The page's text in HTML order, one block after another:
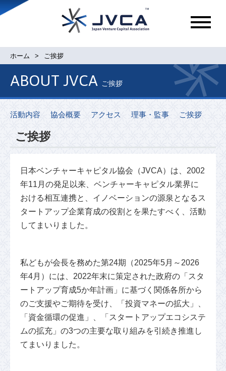
メ
ュ
ホーム ご挨拶
ABOUT JVCA ご挨拶
活動内容 協会概要 アクセス 理事・監事 ご挨拶
ご挨拶
日本ベンチャーキャピタル協会（JVCA）は、2002
年11月の発足以来、ベンチャーキャピタル業界に
おける相互連携と、イノベーションの源泉となるス
タートアップ企業育成の役割とを果たすべく、活動
してまいりました。
私どもが会長を務めた第24期（2025年5月～2026
年4月）には、2022年末に策定された政府の「スタ
ートアップ育成5か年計画」に基づく関係各所から
のご支援やご期待を受け、「投資マネーの拡大」、
「資金循環の促進」、「スタートアップエコシステ
ムの拡充」の3つの主要な取り組みを引続き推進し
てまいりました。